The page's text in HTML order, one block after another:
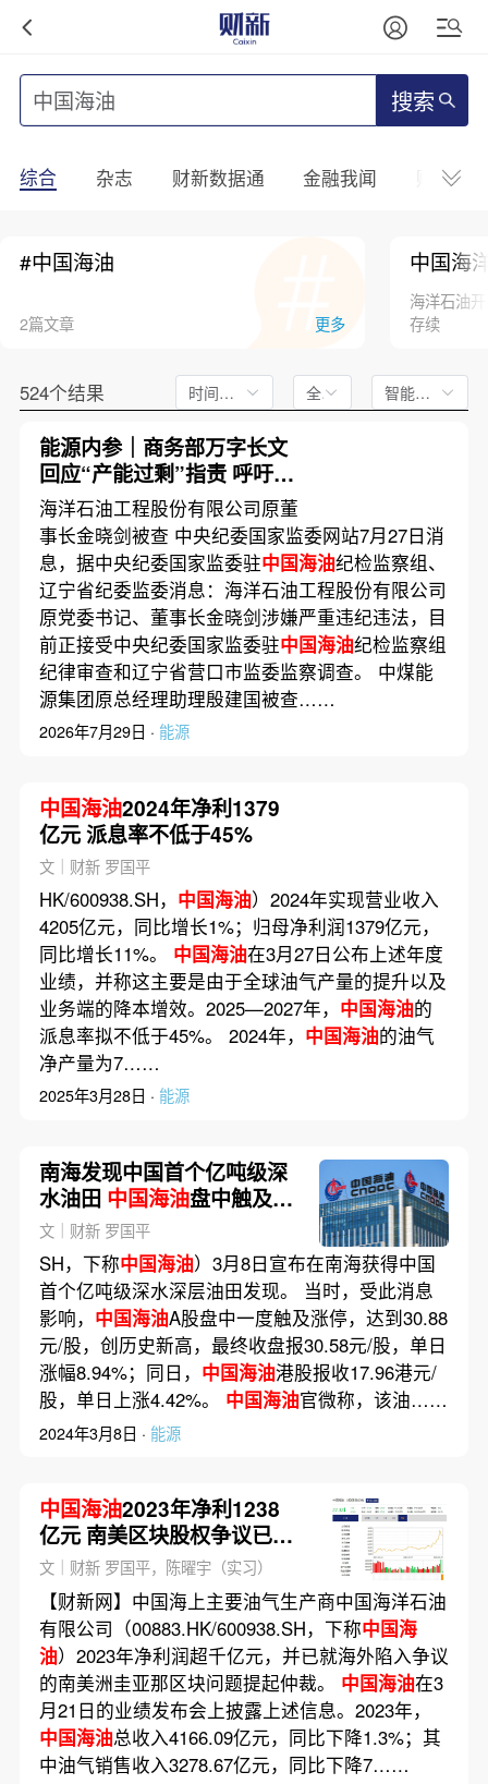
搜索
综合 杂志 财新数据通 金融我闻 财新
#中国海油
2篇文章 更多
中国海
海洋石油
存续
524个结果 时间不限 全文 智能排序
能源内参｜商务部万字长文
回应“产能过剩”指责 呼吁各
国合作而非制造对立；红海
油轮通行量锐减逾七成 但实
际“暗航”盛行
海洋石油工程股份有限公司原董
事长金晓剑被查 中央纪委国家监委网站7月27日消
息，据中央纪委国家监委驻中国海油纪检监察组、
辽宁省纪委监委消息：海洋石油工程股份有限公司
原党委书记、董事长金晓剑涉嫌严重违纪违法，目
前正接受中央纪委国家监委驻中国海油纪检监察组
纪律审查和辽宁省营口市监委监察调查。 中煤能
源集团原总经理助理殷建国被查……
2026年7月29日 · 能源
中国海油2024年净利1379
亿元 派息率不低于45%
文｜财新 罗国平
HK/600938.SH， 中国海油）2024年实现营业收入
4205亿元，同比增长1%；归母净利润1379亿元，
同比增长11%。 中国海油在3月27日公布上述年度
业绩，并称这主要是由于全球油气产量的提升以及
业务端的降本增效。2025—2027年， 中国海油的
派息率拟不低于45%。 2024年， 中国海油的油气
净产量为7……
2025年3月28日 · 能源
南海发现中国首个亿吨级深
水油田 中国海油盘中触及涨
停
文｜财新 罗国平
SH，下称中国海油）3月8日宣布在南海获得中国
首个亿吨级深水深层油田发现。 当时，受此消息
影响， 中国海油A股盘中一度触及涨停，达到30.88
元/股，创历史新高，最终收盘报30.58元/股，单日
涨幅8.94%；同日， 中国海油港股报收17.96港元/
股，单日上涨4.42%。 中国海油官微称，该油……
2024年3月8日 · 能源
中国海油2023年净利1238
亿元 南美区块股权争议已提
起仲裁
文｜财新 罗国平，陈曜宇（实习）
【财新网】中国海上主要油气生产商中国海洋石油
有限公司（00883.HK/600938.SH，下称中国海
油）2023年净利润超千亿元，并已就海外陷入争议
的南美洲圭亚那区块问题提起仲裁。 中国海油在3
月21日的业绩发布会上披露上述信息。2023年，
中国海油总收入4166.09亿元，同比下降1.3%；其
中油气销售收入3278.67亿元，同比下降7……